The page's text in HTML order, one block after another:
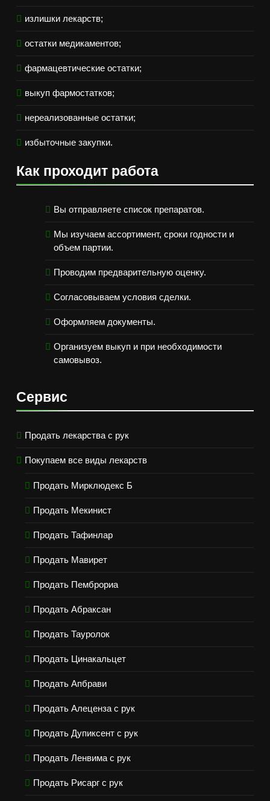
излишки лекарств;
остатки медикаментов;
фармацевтические остатки;
выкуп фармостатков;
нереализованные остатки;
избыточные закупки.
Как проходит работа
Вы отправляете список препаратов.
Мы изучаем ассортимент, сроки годности и
объем партии.
Проводим предварительную оценку.
Согласовываем условия сделки.
Оформляем документы.
Организуем выкуп и при необходимости
самовывоз.
Сервис
Продать лекарства с рук
Покупаем все виды лекарств
Продать Мирклюдекс Б
Продать Мекинист
Продать Тафинлар
Продать Мавирет
Продать Пемброриа
Продать Абраксан
Продать Тауролок
Продать Цинакальцет
Продать Апбрави
Продать Алеценза с рук
Продать Дупиксент с рук
Продать Ленвима с рук
Продать Рисарг с рук